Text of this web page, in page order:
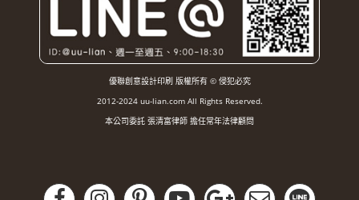
優聯創意設計印刷 版權所有 © 侵犯必究
2012-2024 uu-lian.com All Rights Reserved.
本公司委託 張清富律師 擔任常年法律顧問